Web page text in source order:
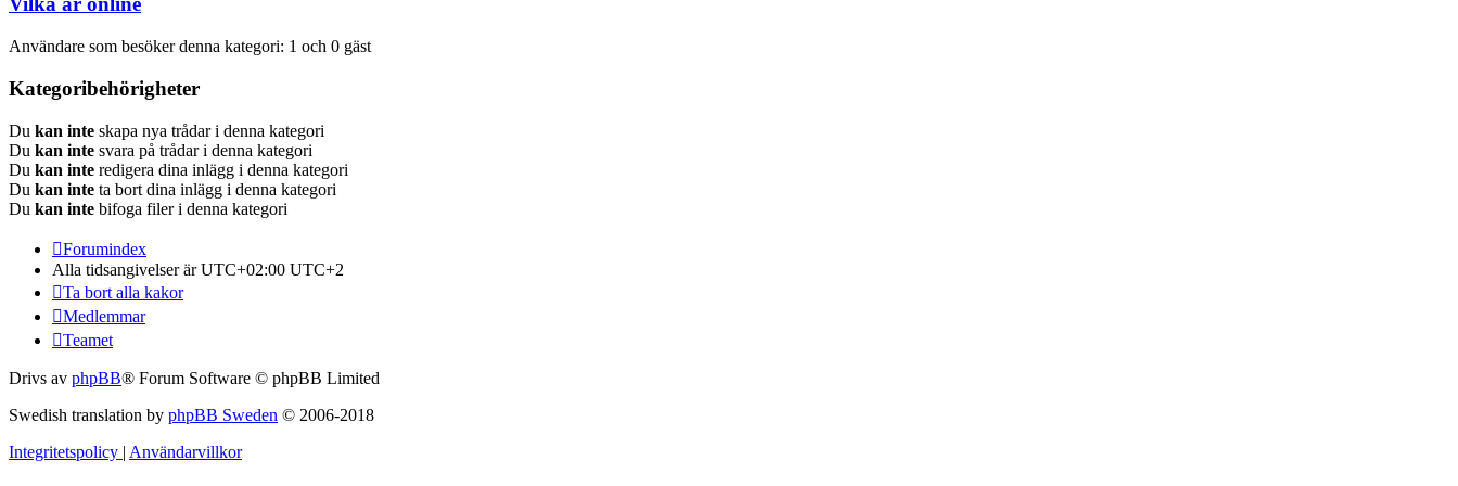
Användare som besöker denna kategori: 1 och 0 gäst
Kategoribehörigheter
Du kan inte skapa nya trådar i denna kategori
Du kan inte svara på trådar i denna kategori
Du kan inte redigera dina inlägg i denna kategori
Du kan inte ta bort dina inlägg i denna kategori
Du kan inte bifoga filer i denna kategori
Forumindex
Alla tidsangivelser är UTC+02:00 UTC+2
Ta bort alla kakor
Medlemmar
Teamet
Drivs av phpBB® Forum Software © phpBB Limited
Swedish translation by phpBB Sweden © 2006-2018
Integritetspolicy | Användarvillkor